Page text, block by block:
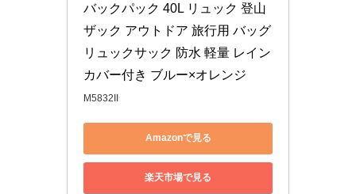
バックパック 40L リュック 登山
ザック アウトドア 旅行用 バッグ
リュックサック 防水 軽量 レイン
カバー付き ブルー×オレンジ
M5832II
Amazonで見る
楽天市場で見る